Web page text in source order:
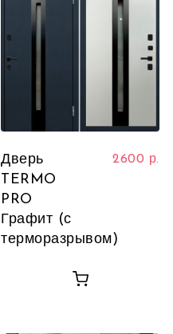
Дверь
TERMO
PRO
Графит (с
терморазрывом)
2600 р.